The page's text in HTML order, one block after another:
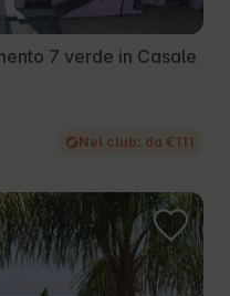
7 verde in Casale
Nel club: da €111